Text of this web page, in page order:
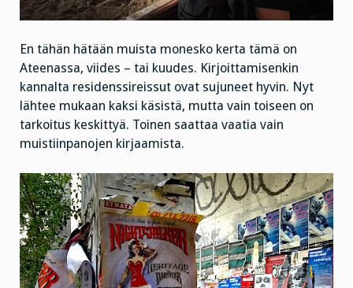
En tähän hätään muista monesko kerta tämä on
Ateenassa, viides – tai kuudes. Kirjoittamisenkin
kannalta residenssireissut ovat sujuneet hyvin. Nyt
lähtee mukaan kaksi käsistä, mutta vain toiseen on
tarkoitus keskittyä. Toinen saattaa vaatia vain
muistiinpanojen kirjaamista.